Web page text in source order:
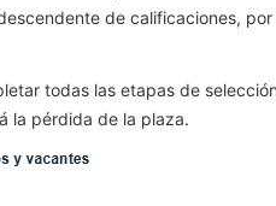
de calificaciones,
todas las etapas de
la pérdida de la plaza.